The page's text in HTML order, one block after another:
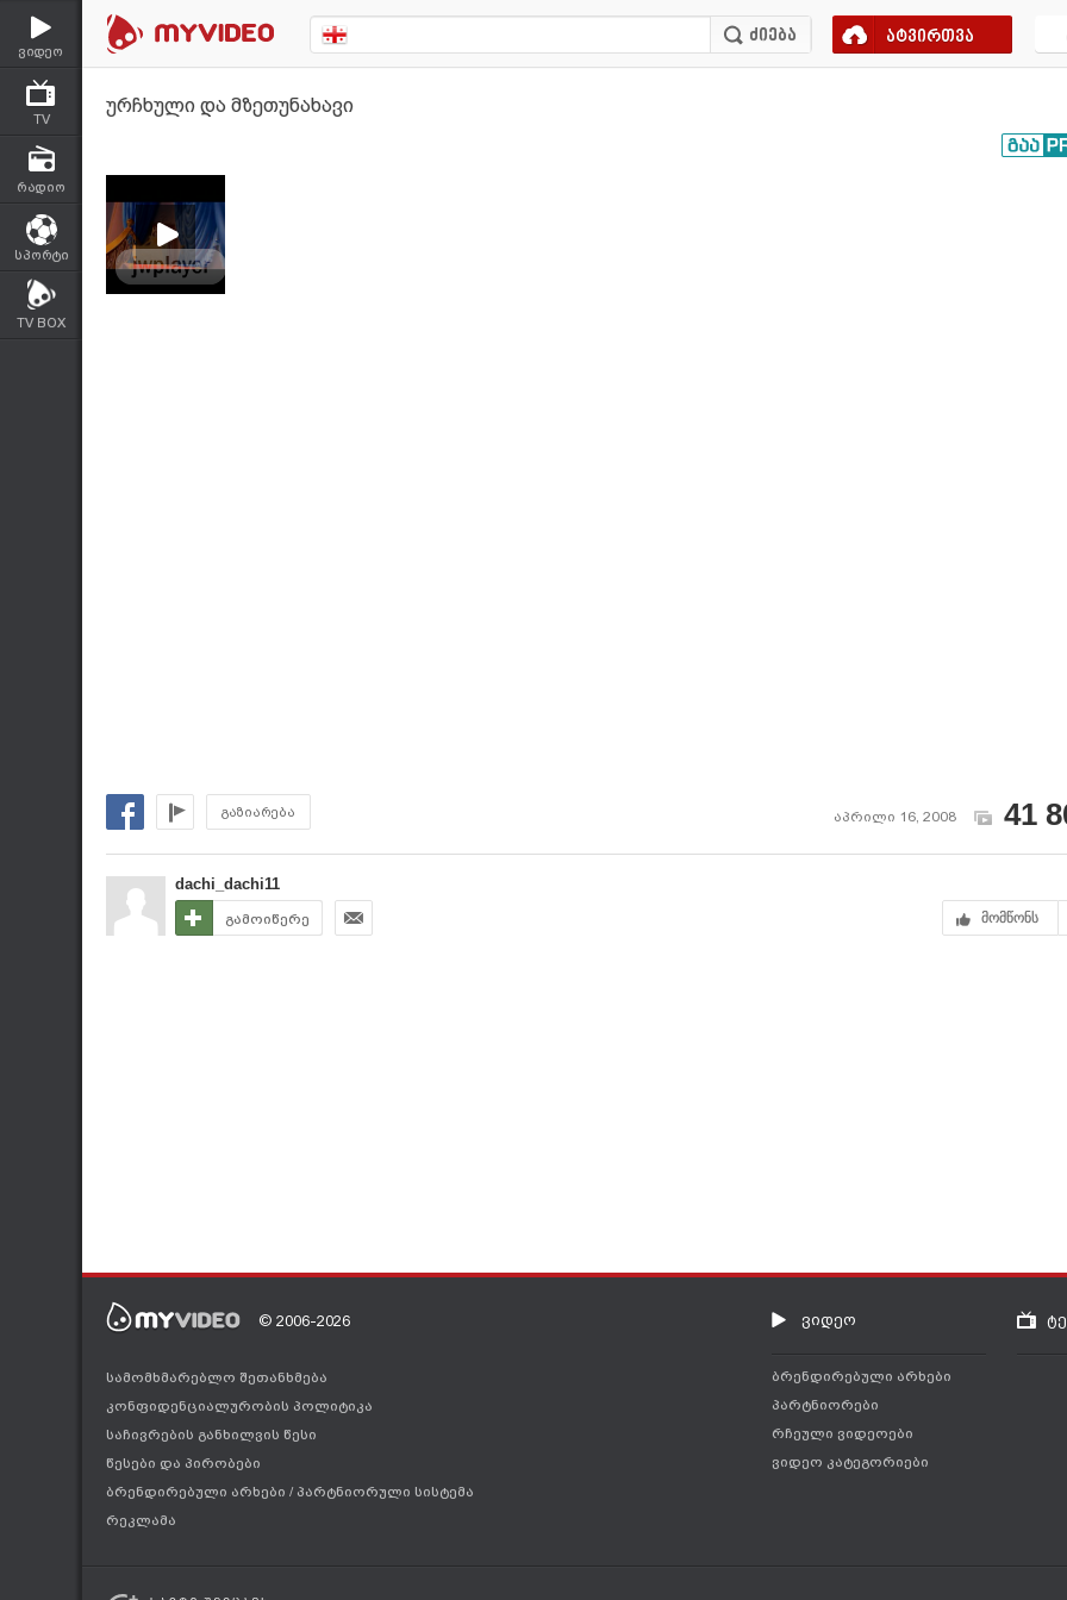
ვიდეო
TV
რადიო
სპორტი
TV BOX
ატვირთვა
ურჩხული და მზეთუნახავი
გაზიარება აპრილი 16, 2008 41
dachi_dachi11
გამოიწერე მომწონს
© 2006-2026
სამომხმარებლო შეთანხმება
კონფიდენციალურობის პოლიტიკა
საჩივრების განხილვის წესი
წესები და პირობები
ბრენდირებული არხები / პარტნიორული სისტემა
რეკლამა
ვიდეო
ბრენდირებული არხები
პარტნიორები
რჩეული ვიდეოები
ვიდეო კატეგორიები